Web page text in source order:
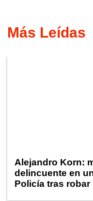
Más Leídas
Alejandro Korn:
delincuente en
Policía tras robar